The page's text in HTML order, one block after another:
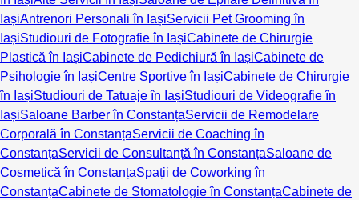
IașiAntrenori Personali în IașiServicii Pet Grooming în
IașiStudiouri de Fotografie în IașiCabinete de Chirurgie
Plastică în IașiCabinete de Pedichiură în IașiCabinete de
Psihologie în IașiCentre Sportive în IașiCabinete de Chirurgie
în IașiStudiouri de Tatuaje în IașiStudiouri de Videografie în
IașiSaloane Barber în ConstanțaServicii de Remodelare
Corporală în ConstanțaServicii de Coaching în
ConstanțaServicii de Consultanță în ConstanțaSaloane de
Cosmetică în ConstanțaSpații de Coworking în
ConstanțaCabinete de Stomatologie în ConstanțaCabinete de